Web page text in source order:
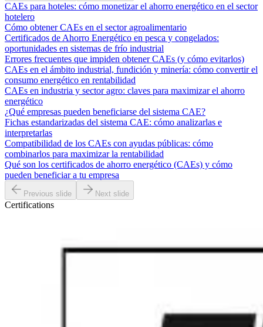
CAEs para hoteles: cómo monetizar el ahorro energético en el sector
hotelero
Cómo obtener CAEs en el sector agroalimentario
Certificados de Ahorro Energético en pesca y congelados:
oportunidades en sistemas de frío industrial
Errores frecuentes que impiden obtener CAEs (y cómo evitarlos)
CAEs en el ámbito industrial, fundición y minería: cómo convertir el
consumo energético en rentabilidad
CAEs en industria y sector agro: claves para maximizar el ahorro
energético
¿Qué empresas pueden beneficiarse del sistema CAE?
Fichas estandarizadas del sistema CAE: cómo analizarlas e
interpretarlas
Compatibilidad de los CAEs con ayudas públicas: cómo
combinarlos para maximizar la rentabilidad
Qué son los certificados de ahorro energético (CAEs) y cómo
pueden beneficiar a tu empresa
Previous slide Next slide
Certifications